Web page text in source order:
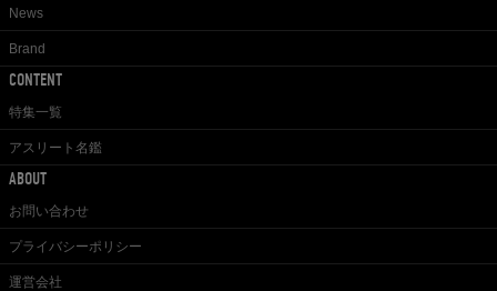
News
Brand
CONTENT
特集一覧
アスリート名鑑
ABOUT
お問い合わせ
プライバシーポリシー
運営会社